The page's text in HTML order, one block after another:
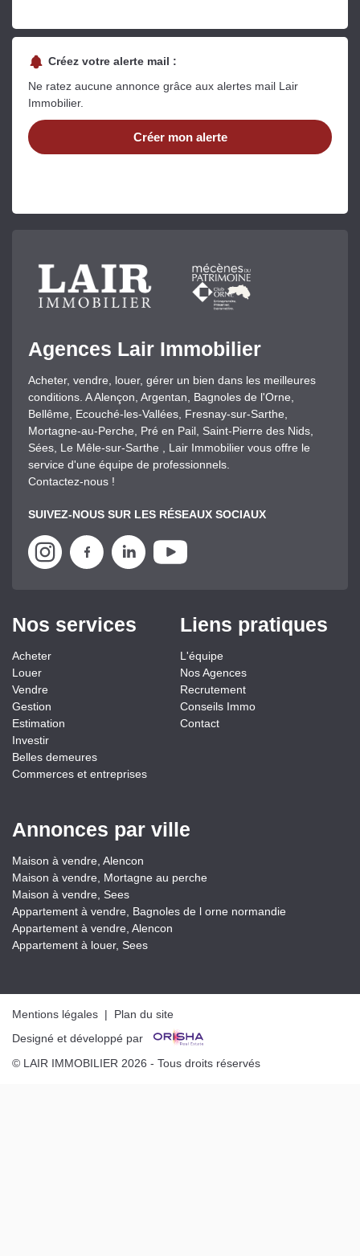
Créez votre alerte mail :
Ne ratez aucune annonce grâce aux alertes mail Lair
Immobilier.
Créer mon alerte
Agences Lair Immobilier
Acheter, vendre, louer, gérer un bien dans les meilleures
conditions. A Alençon, Argentan, Bagnoles de l'Orne,
Bellême, Ecouché-les-Vallées, Fresnay-sur-Sarthe,
Mortagne-au-Perche, Pré en Pail, Saint-Pierre des Nids,
Sées, Le Mêle-sur-Sarthe , Lair Immobilier vous offre le
service d'une équipe de professionnels.
Contactez-nous !
SUIVEZ-NOUS SUR LES RÉSEAUX SOCIAUX
Nos services
Acheter
Louer
Vendre
Gestion
Estimation
Investir
Belles demeures
Commerces et entreprises
Liens pratiques
L'équipe
Nos Agences
Recrutement
Conseils Immo
Contact
Annonces par ville
Maison à vendre, Alencon
Maison à vendre, Mortagne au perche
Maison à vendre, Sees
Appartement à vendre, Bagnoles de l orne normandie
Appartement à vendre, Alencon
Appartement à louer, Sees
Mentions légales | Plan du site
Designé et développé par
© LAIR IMMOBILIER 2026 - Tous droits réservés